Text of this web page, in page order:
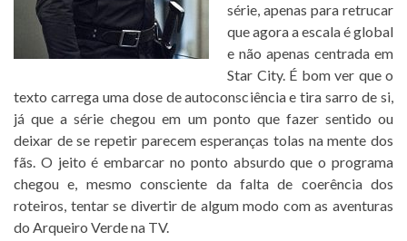
série, apenas para retrucar
que agora a escala é global
e não apenas centrada em
Star City. É bom ver que o
texto carrega uma dose de autoconsciência e tira sarro de si,
já que a série chegou em um ponto que fazer sentido ou
deixar de se repetir parecem esperanças tolas na mente dos
fãs. O jeito é embarcar no ponto absurdo que o programa
chegou e, mesmo consciente da falta de coerência dos
roteiros, tentar se divertir de algum modo com as aventuras
do Arqueiro Verde na TV.